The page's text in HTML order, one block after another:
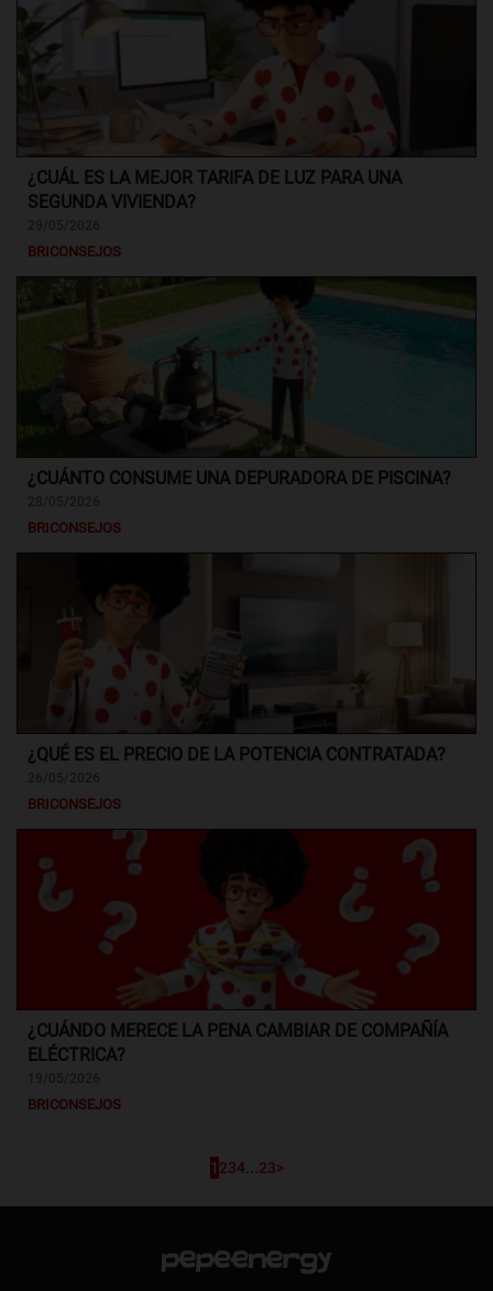
¿CUÁL ES LA MEJOR TARIFA DE LUZ PARA UNA
SEGUNDA VIVIENDA?
BRICONSEJOS
¿CUÁNTO CONSUME UNA DEPURADORA DE PISCINA?
BRICONSEJOS
¿QUÉ ES EL PRECIO DE LA POTENCIA CONTRATADA?
BRICONSEJOS
¿CUÁNDO MERECE LA PENA CAMBIAR DE COMPAÑÍA
ELÉCTRICA?
BRICONSEJOS
1 234 23>